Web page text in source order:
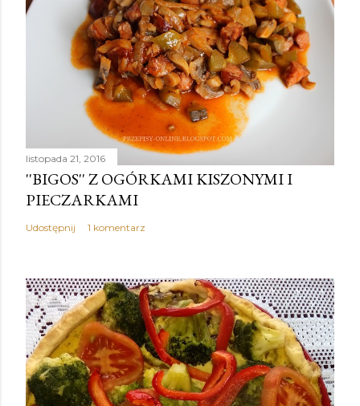
listopada 21, 2016
''BIGOS'' Z OGÓRKAMI KISZONYMI I
PIECZARKAMI
Udostępnij 1 komentarz